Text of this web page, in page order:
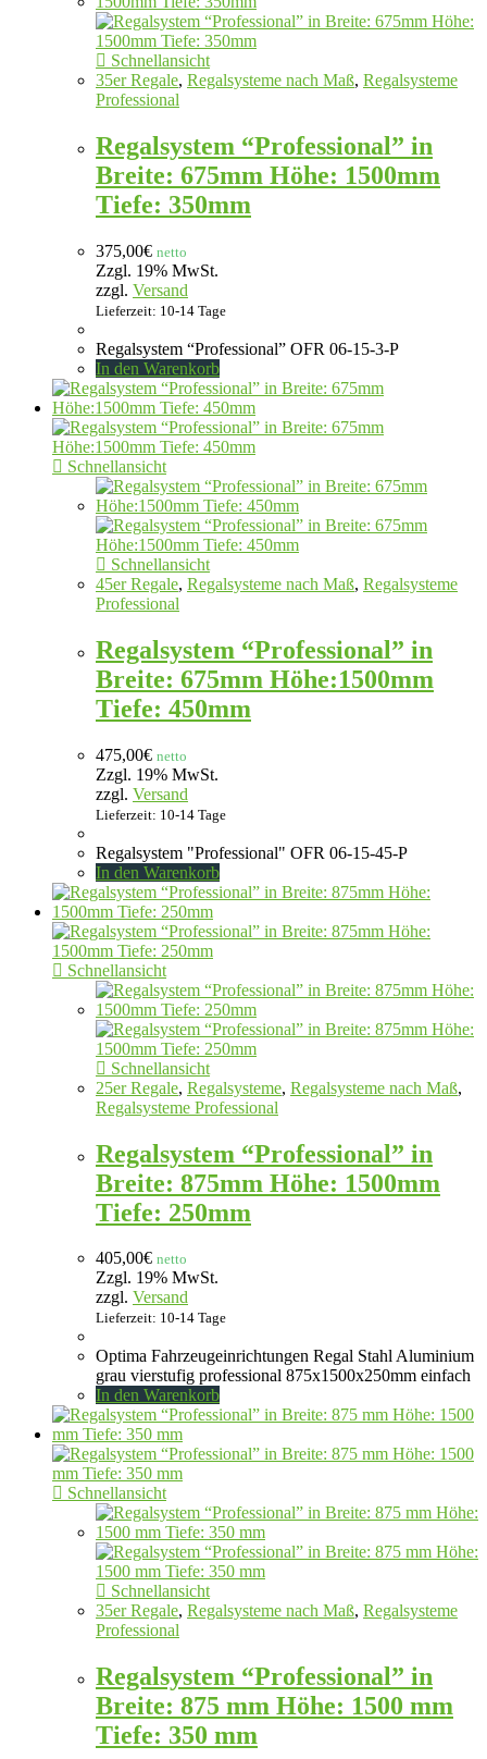
Schnellansicht
35er Regale, Regalsysteme nach Maß, Regalsysteme
Professional
Regalsystem “Professional” in
Breite: 675mm Höhe: 1500mm
Tiefe: 350mm
375,00€ netto
Zzgl. 19% MwSt.
zzgl. Versand
Lieferzeit: 10-14 Tage
Regalsystem “Professional” OFR 06-15-3-P
In den Warenkorb
Schnellansicht
Schnellansicht
45er Regale, Regalsysteme nach Maß, Regalsysteme
Professional
Regalsystem “Professional” in
Breite: 675mm Höhe:1500mm
Tiefe: 450mm
475,00€ netto
Zzgl. 19% MwSt.
zzgl. Versand
Lieferzeit: 10-14 Tage
Regalsystem "Professional" OFR 06-15-45-P
In den Warenkorb
Schnellansicht
Schnellansicht
25er Regale, Regalsysteme, Regalsysteme nach Maß,
Regalsysteme Professional
Regalsystem “Professional” in
Breite: 875mm Höhe: 1500mm
Tiefe: 250mm
405,00€ netto
Zzgl. 19% MwSt.
zzgl. Versand
Lieferzeit: 10-14 Tage
Optima Fahrzeugeinrichtungen Regal Stahl Aluminium
grau vierstufig professional 875x1500x250mm einfach
In den Warenkorb
Schnellansicht
Schnellansicht
35er Regale, Regalsysteme nach Maß, Regalsysteme
Professional
Regalsystem “Professional” in
Breite: 875 mm Höhe: 1500 mm
Tiefe: 350 mm